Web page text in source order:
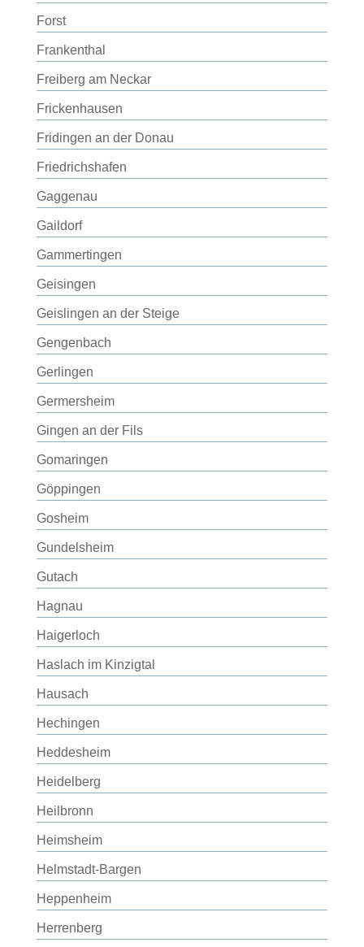
Forst
Frankenthal
Freiberg am Neckar
Frickenhausen
Fridingen an der Donau
Friedrichshafen
Gaggenau
Gaildorf
Gammertingen
Geisingen
Geislingen an der Steige
Gengenbach
Gerlingen
Germersheim
Gingen an der Fils
Gomaringen
Göppingen
Gosheim
Gundelsheim
Gutach
Hagnau
Haigerloch
Haslach im Kinzigtal
Hausach
Hechingen
Heddesheim
Heidelberg
Heilbronn
Heimsheim
Helmstadt-Bargen
Heppenheim
Herrenberg